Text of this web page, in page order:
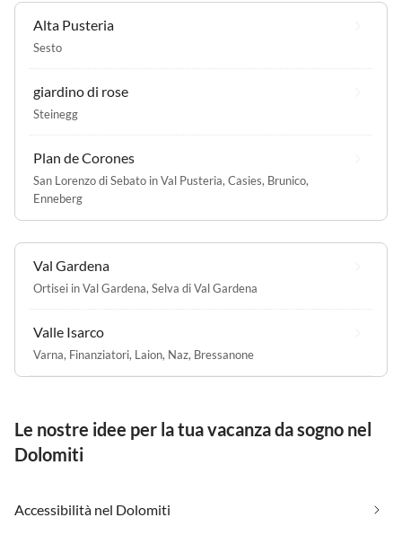
Alta Pusteria
Sesto
giardino di rose
Steinegg
Plan de Corones
San Lorenzo di Sebato in Val Pusteria, Casies, Brunico,
Enneberg
Val Gardena
Ortisei in Val Gardena, Selva di Val Gardena
Valle Isarco
Varna, Finanziatori, Laion, Naz, Bressanone
Le nostre idee per la tua vacanza da sogno nel
Dolomiti
Accessibilità nel Dolomiti